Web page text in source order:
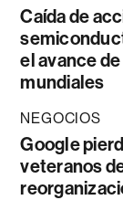
Caída de
el avance
mundiales
NEGOCIOS
Google
veteranos